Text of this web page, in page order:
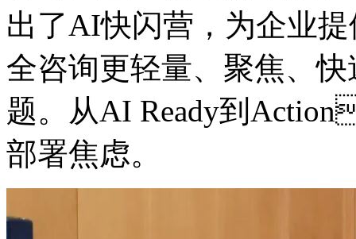
出了AI快闪营，为企
全咨询更轻量、聚焦、
题。从AI Ready到
部署焦虑。